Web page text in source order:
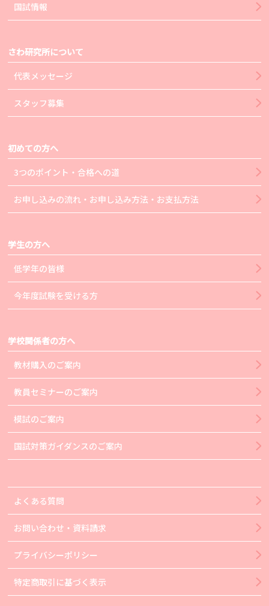
国試情報
さわ研究所について
代表メッセージ
スタッフ募集
初めての方へ
3つのポイント・合格への道
お申し込みの流れ・お申し込み方法・お支払方法
学生の方へ
低学年の皆様
今年度試験を受ける方
学校関係者の方へ
教材購入のご案内
教員セミナーのご案内
模試のご案内
国試対策ガイダンスのご案内
よくある質問
お問い合わせ・資料請求
プライバシーポリシー
特定商取引に基づく表示